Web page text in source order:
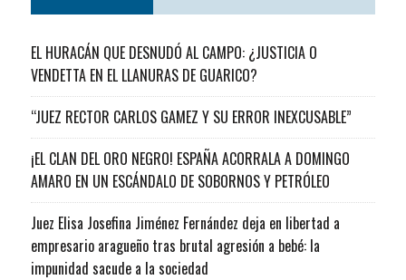
EL HURACÁN QUE DESNUDÓ AL CAMPO: ¿JUSTICIA O
VENDETTA EN EL LLANURAS DE GUARICO?
“JUEZ RECTOR CARLOS GAMEZ Y SU ERROR INEXCUSABLE”
¡EL CLAN DEL ORO NEGRO! ESPAÑA ACORRALA A DOMINGO
AMARO EN UN ESCÁNDALO DE SOBORNOS Y PETRÓLEO
Juez Elisa Josefina Jiménez Fernández deja en libertad a
empresario aragueño tras brutal agresión a bebé: la
impunidad sacude a la sociedad